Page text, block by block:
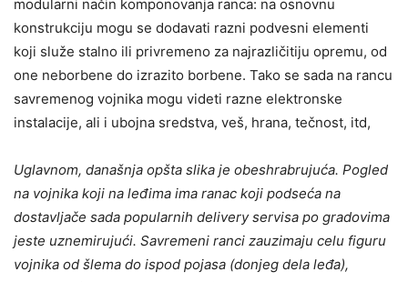
modularni način komponovanja ranca: na osnovnu
konstrukciju mogu se dodavati razni podvesni elementi
koji služe stalno ili privremeno za najrazličitiju opremu, od
one neborbene do izrazito borbene. Tako se sada na rancu
savremenog vojnika mogu videti razne elektronske
instalacije, ali i ubojna sredstva, veš, hrana, tečnost, itd,
Uglavnom, današnja opšta slika je obeshrabrujuća. Pogled
na vojnika koji na leđima ima ranac koji podseća na
dostavljače sada popularnih delivery servisa po gradovima
jeste uznemirujući. Savremeni ranci zauzimaju celu figuru
vojnika od šlema do ispod pojasa (donjeg dela leđa),